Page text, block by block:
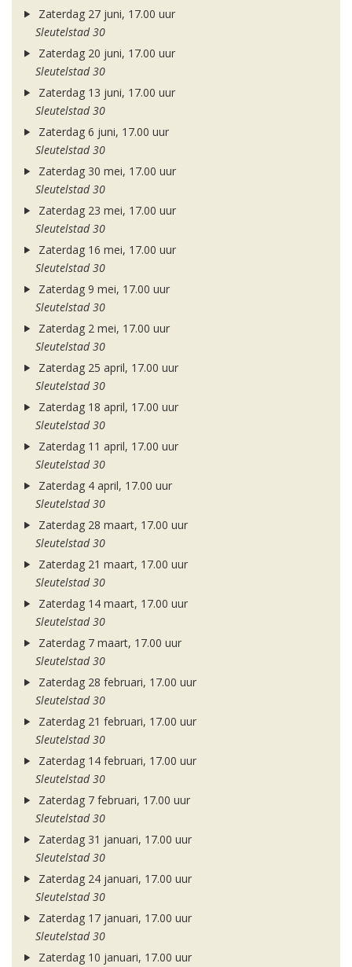
Zaterdag 27 juni, 17.00 uur
Sleutelstad 30
Zaterdag 20 juni, 17.00 uur
Sleutelstad 30
Zaterdag 13 juni, 17.00 uur
Sleutelstad 30
Zaterdag 6 juni, 17.00 uur
Sleutelstad 30
Zaterdag 30 mei, 17.00 uur
Sleutelstad 30
Zaterdag 23 mei, 17.00 uur
Sleutelstad 30
Zaterdag 16 mei, 17.00 uur
Sleutelstad 30
Zaterdag 9 mei, 17.00 uur
Sleutelstad 30
Zaterdag 2 mei, 17.00 uur
Sleutelstad 30
Zaterdag 25 april, 17.00 uur
Sleutelstad 30
Zaterdag 18 april, 17.00 uur
Sleutelstad 30
Zaterdag 11 april, 17.00 uur
Sleutelstad 30
Zaterdag 4 april, 17.00 uur
Sleutelstad 30
Zaterdag 28 maart, 17.00 uur
Sleutelstad 30
Zaterdag 21 maart, 17.00 uur
Sleutelstad 30
Zaterdag 14 maart, 17.00 uur
Sleutelstad 30
Zaterdag 7 maart, 17.00 uur
Sleutelstad 30
Zaterdag 28 februari, 17.00 uur
Sleutelstad 30
Zaterdag 21 februari, 17.00 uur
Sleutelstad 30
Zaterdag 14 februari, 17.00 uur
Sleutelstad 30
Zaterdag 7 februari, 17.00 uur
Sleutelstad 30
Zaterdag 31 januari, 17.00 uur
Sleutelstad 30
Zaterdag 24 januari, 17.00 uur
Sleutelstad 30
Zaterdag 17 januari, 17.00 uur
Sleutelstad 30
Zaterdag 10 januari, 17.00 uur